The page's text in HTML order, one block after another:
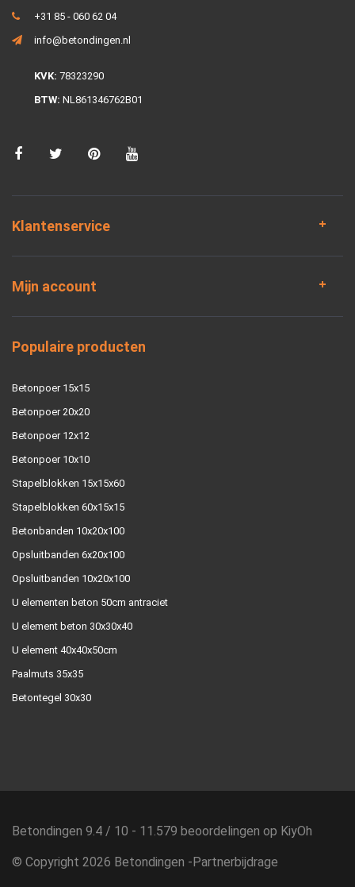
+31 85 - 060 62 04
info@betondingen.nl
KVK: 78323290
BTW: NL861346762B01
Klantenservice
Mijn account
Populaire producten
Betonpoer 15x15
Betonpoer 20x20
Betonpoer 12x12
Betonpoer 10x10
Stapelblokken 15x15x60
Stapelblokken 60x15x15
Betonbanden 10x20x100
Opsluitbanden 6x20x100
Opsluitbanden 10x20x100
U elementen beton 50cm antraciet
U element beton 30x30x40
U element 40x40x50cm
Paalmuts 35x35
Betontegel 30x30
Betondingen 9.4 / 10 - 11.579 beoordelingen op KiyOh
© Copyright 2026 Betondingen -Partnerbijdrage